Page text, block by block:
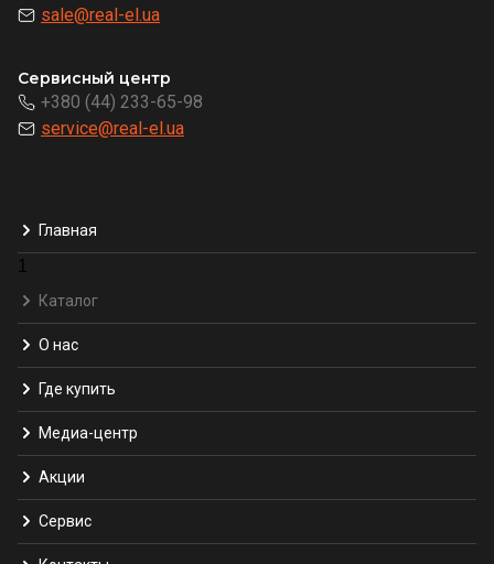
sale@real-el.ua
Сервисный центр
+380 (44) 233-65-98
service@real-el.ua
Главная
1
Каталог
О нас
Где купить
Медиа-центр
Акции
Сервис